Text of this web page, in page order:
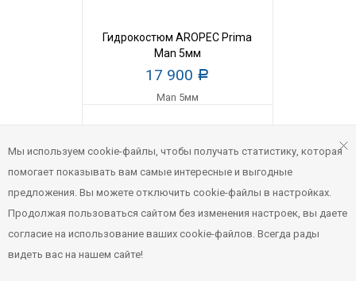
Гидрокостюм AROPEC Prima
Man 5мм
17 900 Р
Мы используем cookie-файлы, чтобы получать статистику, которая
помогает показывать вам самые интересные и выгодные
предложения. Вы можете отключить cookie-файлы в настройках.
Продолжая пользоваться сайтом без изменения настроек, вы даете
согласие на использование ваших cookie-файлов. Всегда рады
видеть вас на нашем сайте!